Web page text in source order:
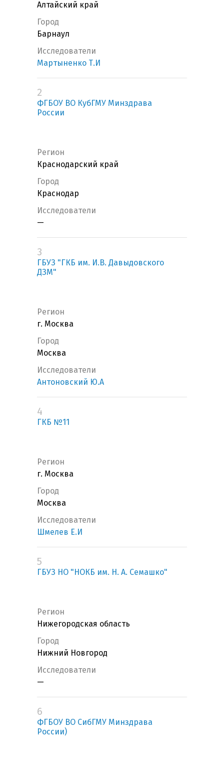
Алтайский край
Город
Барнаул
Исследователи
Мартыненко Т.И
2
ФГБОУ ВО КубГМУ Минздрава
России
Регион
Краснодарский край
Город
Краснодар
Исследователи
—
3
ГБУЗ "ГКБ им. И.В. Давыдовского
ДЗМ"
Регион
г. Москва
Город
Москва
Исследователи
Антоновский Ю.А
4
ГКБ №11
Регион
г. Москва
Город
Москва
Исследователи
Шмелев Е.И
5
ГБУЗ НО "НОКБ им. Н. А. Семашко"
Регион
Нижегородская область
Город
Нижний Новгород
Исследователи
—
6
ФГБОУ ВО СибГМУ Минздрава
России)